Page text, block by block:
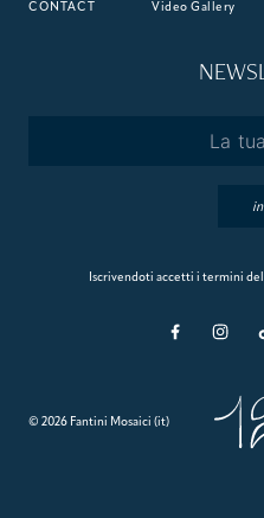
CONTACT
Video Gallery
Iscrivendoti accetti i termini
© 2026 Fantini Mosaici (it)